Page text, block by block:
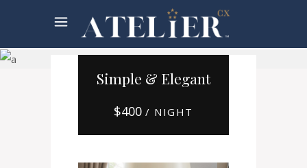
Booking
Simple & Elegant
$400 / NIGHT